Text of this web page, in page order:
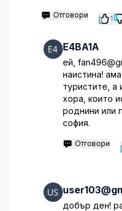
Отговори 1
E4BA1A
ей,
наистина!
туристите, а
хора, които
роднини или
софия.
Отговори
добър ден!